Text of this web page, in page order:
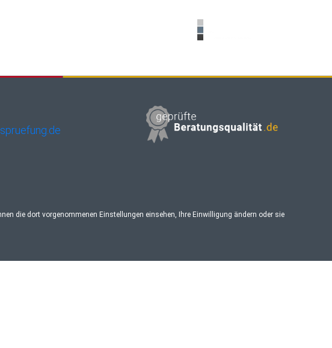
die dort vorgenommenen Einstellungen einsehen, Ihre Einwilligung ändern oder sie